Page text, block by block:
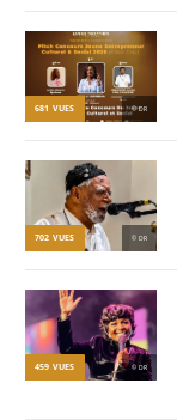
681 VUES © DR
702 VUES © DR
459 VUES © DR